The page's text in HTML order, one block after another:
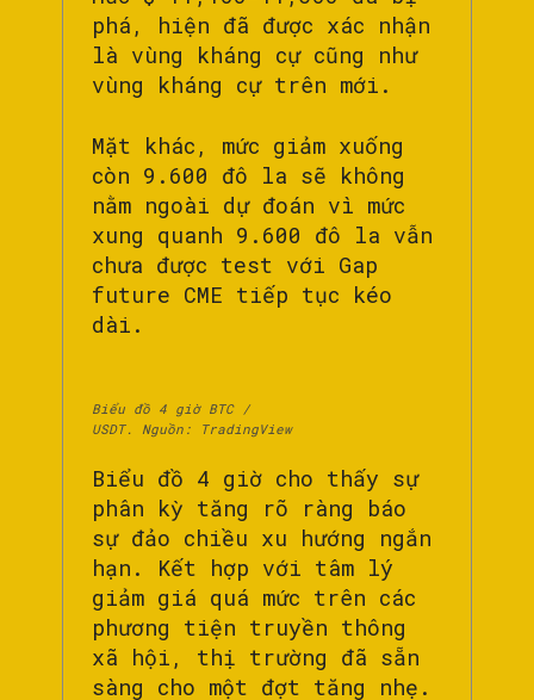
phá, hiện đã được xác nhận
là vùng kháng cự cũng như
vùng kháng cự trên mới.
Mặt khác, mức giảm xuống
còn 9.600 đô la sẽ không
nằm ngoài dự đoán vì mức
xung quanh 9.600 đô la vẫn
chưa được test với Gap
future CME tiếp tục kéo
dài.
Biểu đồ 4 giờ BTC /
USDT. Nguồn: TradingView
Biểu đồ 4 giờ cho thấy sự
phân kỳ tăng rõ ràng báo
sự đảo chiều xu hướng ngắn
hạn. Kết hợp với tâm lý
giảm giá quá mức trên các
phương tiện truyền thông
xã hội, thị trường đã sẵn
sàng cho một đợt tăng nhẹ.